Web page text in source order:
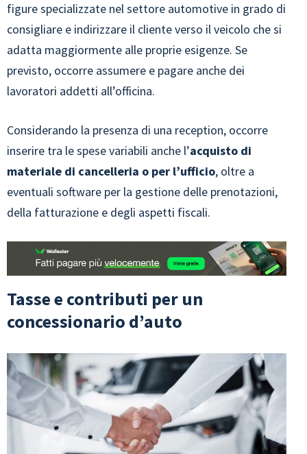
figure specializzate nel settore automotive in grado di
consigliare e indirizzare il cliente verso il veicolo che si
adatta maggiormente alle proprie esigenze. Se
previsto, occorre assumere e pagare anche dei
lavoratori addetti all’officina.
Considerando la presenza di una reception, occorre
inserire tra le spese variabili anche l’acquisto di
materiale di cancelleria o per l’ufficio, oltre a
eventuali software per la gestione delle prenotazioni,
della fatturazione e degli aspetti fiscali.
Tasse e contributi per un
concessionario d’auto